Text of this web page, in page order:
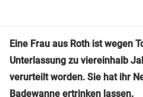
Eine Frau aus Roth ist wegen
Unterlassung zu viereinhalb
verurteilt worden. Sie hat ihr
Badewanne ertrinken lassen.